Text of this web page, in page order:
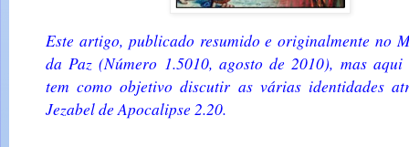
Este artigo, publicado resumido e originalmente no
da Paz (Número 1.5010, agosto de 2010), mas aqui
tem como objetivo discutir as várias identidades
Jezabel de Apocalipse 2.20.